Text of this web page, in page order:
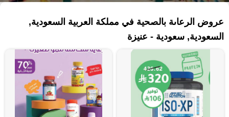
عروض الرعاىة بالصحية في مملكة العربية السعودية,
السعودية, سعودية - عنيزة